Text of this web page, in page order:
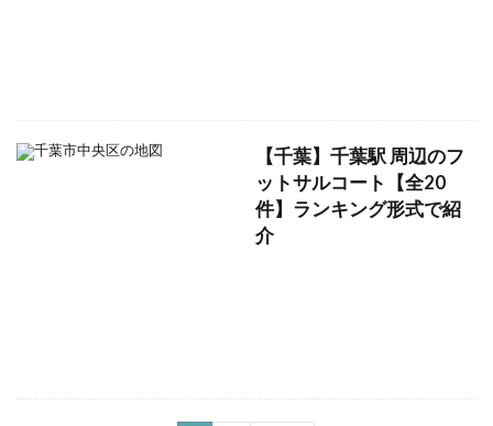
【千葉】千葉駅 周辺のフ
ットサルコート【全20
件】ランキング形式で紹
介